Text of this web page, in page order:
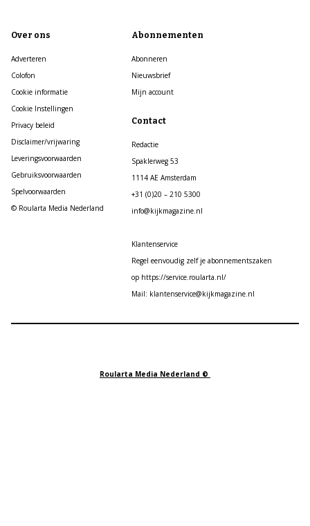
Over ons
Adverteren
Colofon
Cookie informatie
Cookie Instellingen
Privacy beleid
Disclaimer/vrijwaring
Leveringsvoorwaarden
Gebruiksvoorwaarden
Spelvoorwaarden
© Roularta Media Nederland
Abonnementen
Abonneren
Nieuwsbrief
Mijn account
Contact
Redactie
Spaklerweg 53
1114 AE Amsterdam
+31 (0)20 – 210 5300
info@kijkmagazine.nl
Klantenservice
Regel eenvoudig zelf je abonnementszaken
op https://service.roularta.nl/
Mail: klantenservice@kijkmagazine.nl
Roularta Media Nederland ©